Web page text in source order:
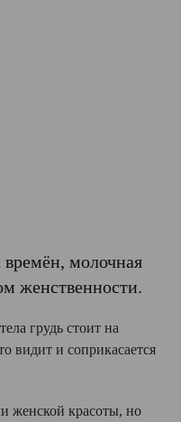
времён, молочная
женственности.
грудь стоит на
видит и соприкасается
женской красоты, но